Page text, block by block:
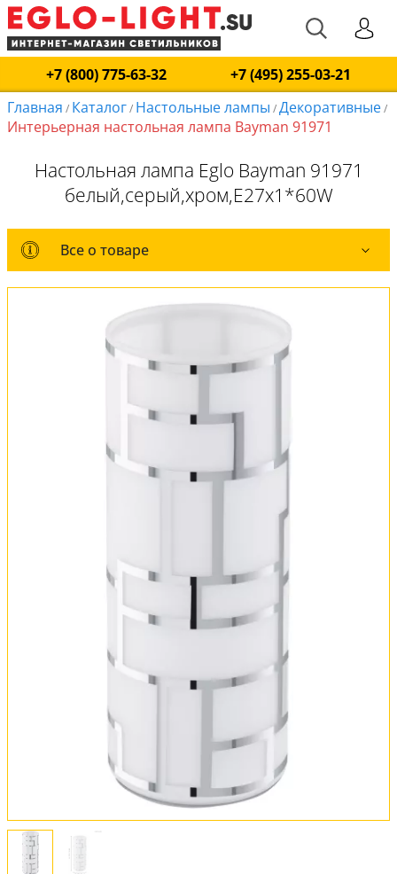
+7 (800) 775-63-32
+7 (495) 255-03-21
Главная / Каталог/ Настольные лампы /Декоративные/
Интерьерная настольная лампа Bayman 91971
Настольная лампа Eglo Bayman 91971
белый,серый,хром,E27x1*60W
Все о товаре
Все о товаре
Комплект лампочек
Вся коллекция
Оплата и доставка
Обмен и возврат
Отзывы